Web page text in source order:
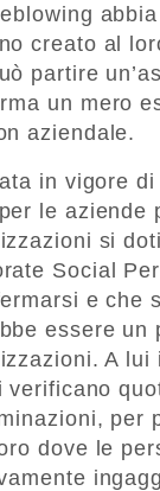
creato al
partire
un mero
aziendale.
in vigore
le aziende
si
Social
e che
essere un
A
verificano
per
dove le